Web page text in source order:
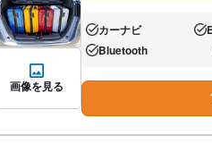
画像を見る
あり:カーナビ あ
あり:Bluetooth な